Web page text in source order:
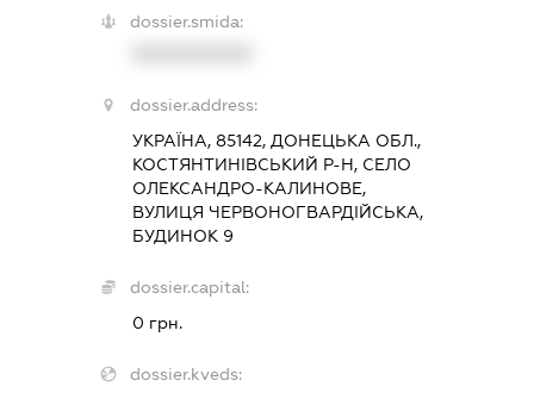
dossier.smida:
dossier.address:
УКРАЇНА, 85142, ДОНЕЦЬКА ОБЛ.,
КОСТЯНТИНІВСЬКИЙ Р-Н, СЕЛО
ОЛЕКСАНДРО-КАЛИНОВЕ,
ВУЛИЦЯ ЧЕРВОНОГВАРДІЙСЬКА,
БУДИНОК 9
dossier.capital:
0 грн.
dossier.kveds: